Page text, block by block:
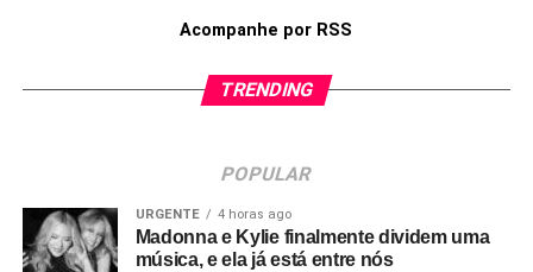
Acompanhe por RSS
TRENDING
POPULAR
URGENTE 4 horas ago
Madonna e Kylie finalmente dividem uma
música, e ela já está entre nós